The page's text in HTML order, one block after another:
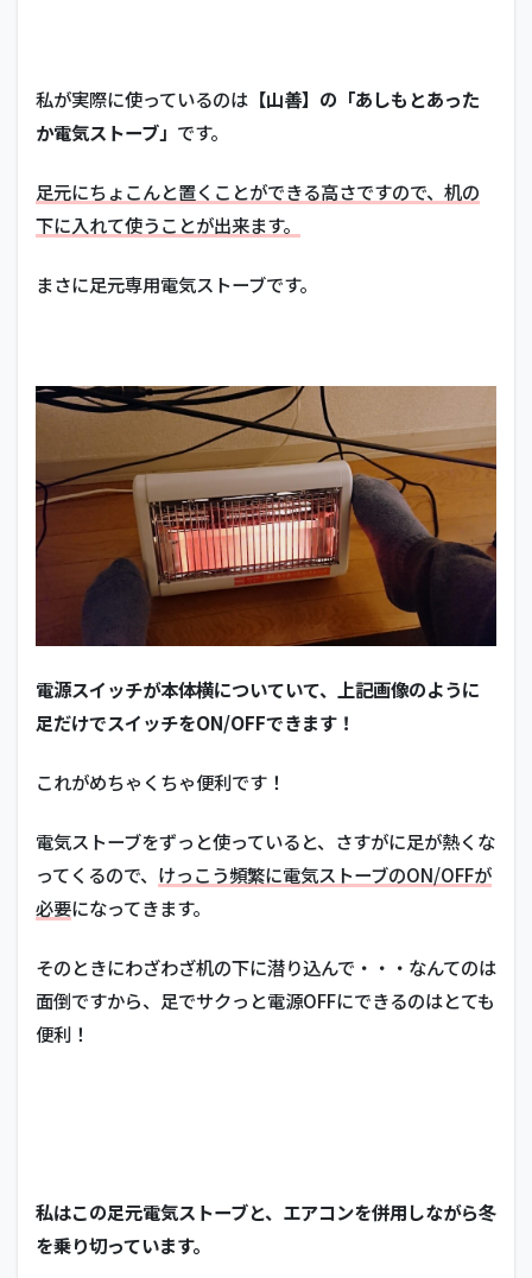
私が実際に使っているのは 【山善】の「あしもとあった
か電気ストーブ」 です。
足元にちょこんと置くことができる高さですので、机の
下に入れて使うことが出来ます。
まさに足元専用電気ストーブです。
電源スイッチが本体横についていて、上記画像のように
足だけでスイッチをON/OFFできます！
これがめちゃくちゃ便利です！
電気ストーブをずっと使っていると、さすがに足が熱くな
ってくるので、 けっこう頻繁に電気ストーブのON/OFFが
必要になってきます。
そのときにわざわざ机の下に潜り込んで・・・なんてのは
面倒ですから、足でサクっと電源OFFにできるのはとても
便利！
私はこの足元電気ストーブと、エアコンを併用しながら冬
を乗り切っています。